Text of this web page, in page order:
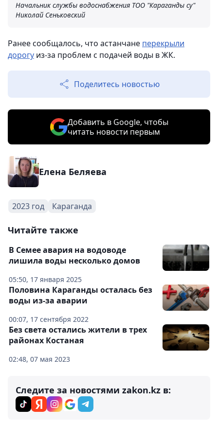
Начальник службы водоснабжения ТОО "Караганды су"
Николай Сеньковский
Ранее сообщалось, что астанчане перекрыли
дорогу из-за проблем с подачей воды в ЖК.
Поделитесь новостью
Добавить в Google, чтобы
читать новости первым
Елена Беляева
2023 год Караганда
Читайте также
05:50, 17 января 2025
В Семее авария на водоводе
лишила воды несколько домов
00:07, 17 сентября 2022
Половина Караганды осталась без
воды из-за аварии
02:48, 07 мая 2023
Без света остались жители в трех
районах Костаная
Следите за новостями zakon.kz в: